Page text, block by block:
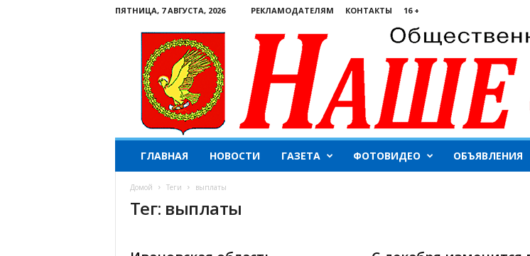
ПЯТНИЦА, 7 АВГУСТА, 2026 РЕКЛАМОДАТЕЛЯМ КОНТАКТЫ 16 +
ш
ГЛАВНАЯ НОВОСТИ ГАЗЕТА ФОТОВИДЕО ОБЪЯВЛЕНИЯ
Домой Теги выплаты
Тег: выплаты